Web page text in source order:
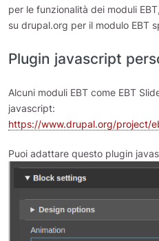
per le funzionalità dei moduli
su drupal.org per il modulo EBT
Plugin javascript
Alcuni moduli EBT come EBT
javascript:
https://www.drupal.org/project/
Puoi adattare questo plugin